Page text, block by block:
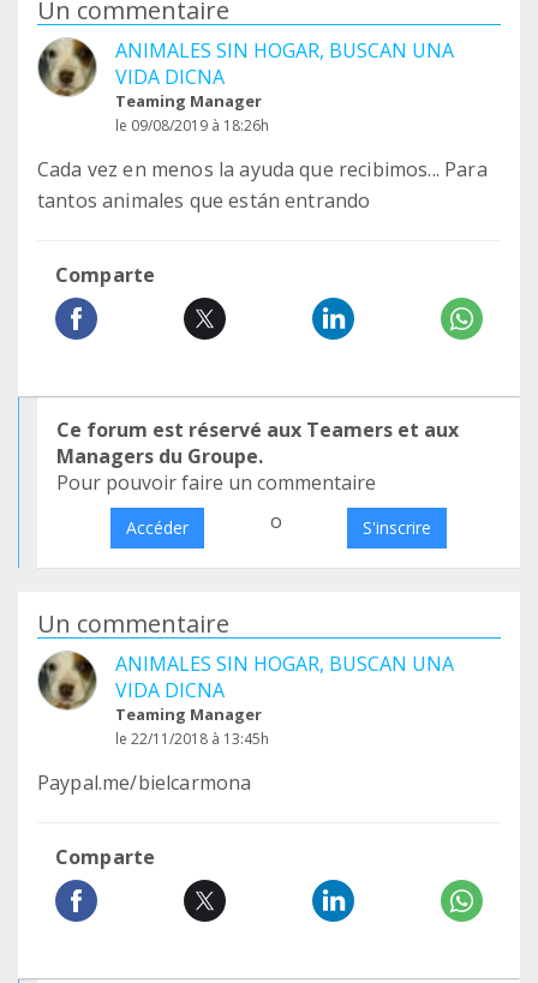
Un commentaire
ANIMALES SIN HOGAR, BUSCAN UNA
VIDA DICNA
Teaming Manager
le 09/08/2019 à 18:26h
Cada vez en menos la ayuda que recibimos... Para
tantos animales que están entrando
Comparte
Ce forum est réservé aux Teamers et aux
Managers du Groupe.
Pour pouvoir faire un commentaire
Accéder o S'inscrire
Un commentaire
ANIMALES SIN HOGAR, BUSCAN UNA
VIDA DICNA
Teaming Manager
le 22/11/2018 à 13:45h
Paypal.me/bielcarmona
Comparte